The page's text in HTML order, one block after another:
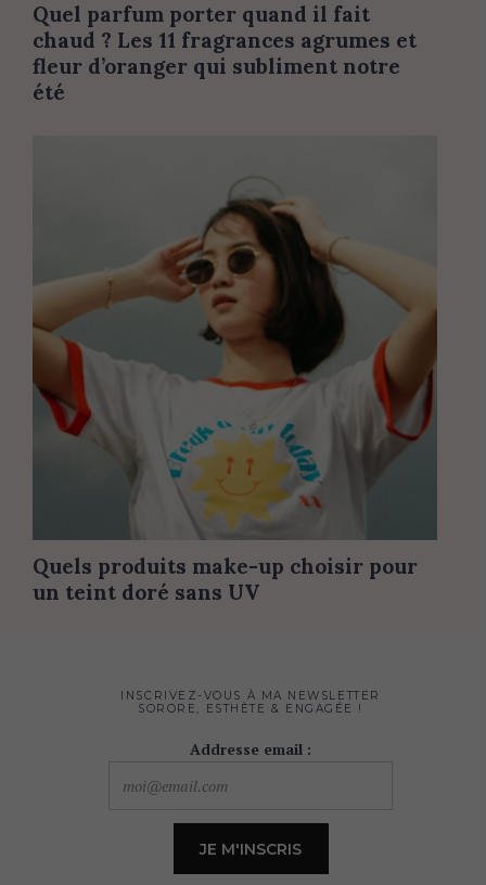
Quel parfum porter quand il fait
chaud ? Les 11 fragrances agrumes et
fleur d’oranger qui subliment notre
été
Quels produits make-up choisir pour
un teint doré sans UV
INSCRIVEZ-VOUS À MA NEWSLETTER
SORORE, ESTHÈTE & ENGAGÉE !
Addresse email :